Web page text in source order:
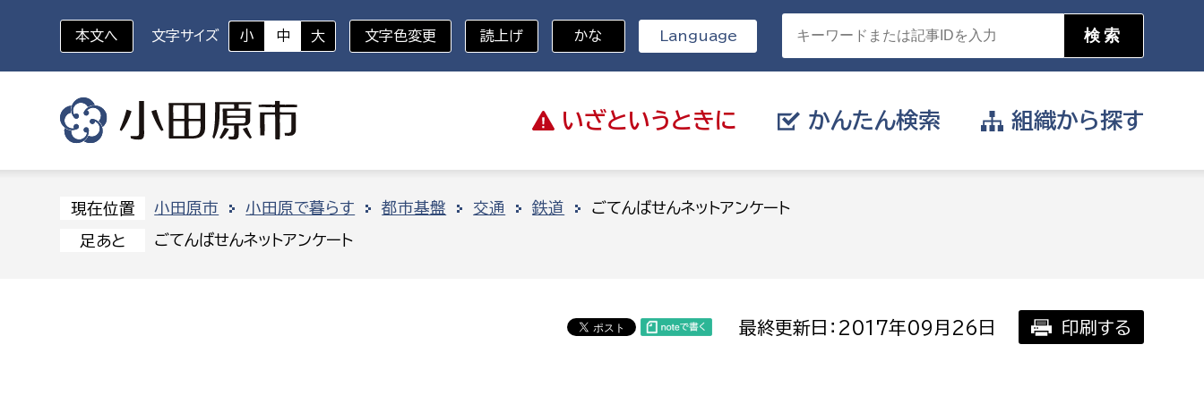
いざと いうときに
いざというときに
かんたん検索
対象者を選択 分野を選択
届け出や申請をしたい
組織から探す
組織から探す
部に属さない室 企画部
職員課
本文へ 文字サイズ 小 中 大 文字色変更 読上げ かな Language
現在位置 小田原市 小田原で暮らす 都市基盤 交通 鉄道 ごてんばせんネットアンケート
足あと ごてんばせんネットアンケート
最終更新日：2017年09月26日 印刷する